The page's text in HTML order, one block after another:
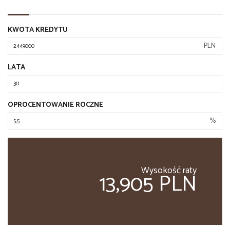
KWOTA KREDYTU
PLN
LATA
OPROCENTOWANIE ROCZNE
%
Wysokość raty
13,905 PLN